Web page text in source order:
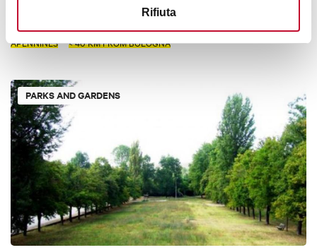
Rifiuta
APENNINES < 40 KM FROM BOLOGNA
PARKS AND GARDENS